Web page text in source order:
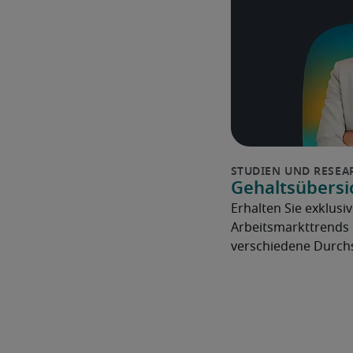
Erhalten Sie
Arbeitsmarkttrends
verschiedene